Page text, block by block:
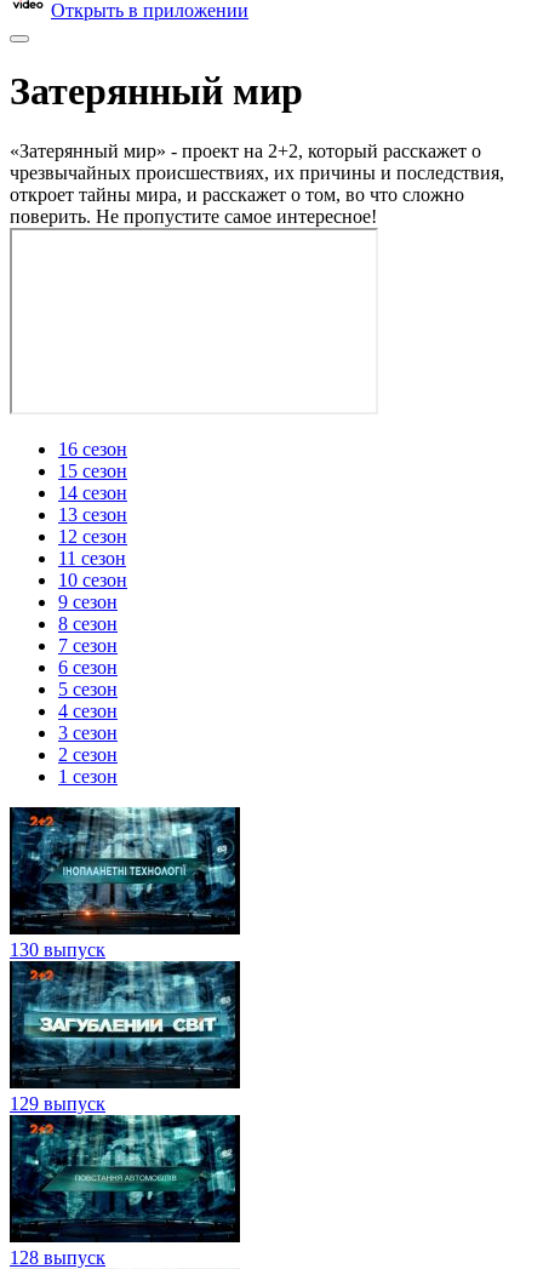
Открыть в приложении
Затерянный мир
«Затерянный мир» - проект на 2+2, который расскажет о
чрезвычайных происшествиях, их причины и последствия,
откроет тайны мира, и расскажет о том, во что сложно
поверить. Не пропустите самое интересное!
16 сезон
15 сезон
14 сезон
13 сезон
12 сезон
11 сезон
10 сезон
9 сезон
8 сезон
7 сезон
6 сезон
5 сезон
4 сезон
3 сезон
2 сезон
1 сезон
130 выпуск
129 выпуск
128 выпуск